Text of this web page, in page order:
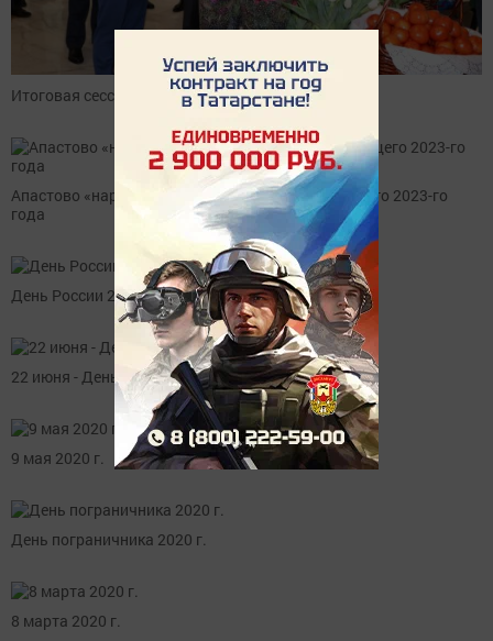
Итоговая сессия Апастовского района РТ
Апастово «нарядилась» для встречи наступающего 2023-го
года
День России 2020 г.
22 июня - День памяти и скорби.
9 мая 2020 г.
День пограничника 2020 г.
8 марта 2020 г.